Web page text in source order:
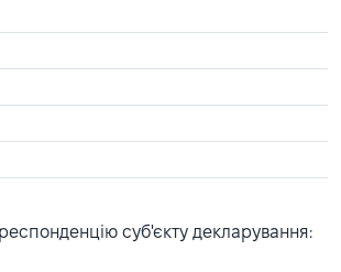
суб'єкту декларування: